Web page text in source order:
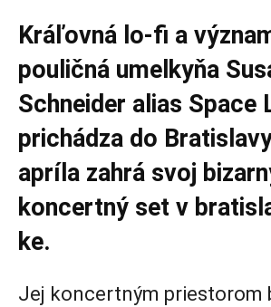
Kráľovná lo-fi a
pouličná umelkyňa
Schneider alias Space
prichádza do
apríla zahrá svoj
koncertný set v
ke.
Jej koncertným priestorom